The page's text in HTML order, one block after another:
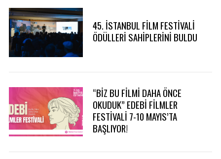
45. İSTANBUL FİLM FESTİVALİ
ÖDÜLLERİ SAHİPLERİNİ BULDU
“BİZ BU FİLMİ DAHA ÖNCE
OKUDUK” EDEBİ FİLMLER
FESTİVALİ 7-10 MAYIS’TA
BAŞLIYOR!